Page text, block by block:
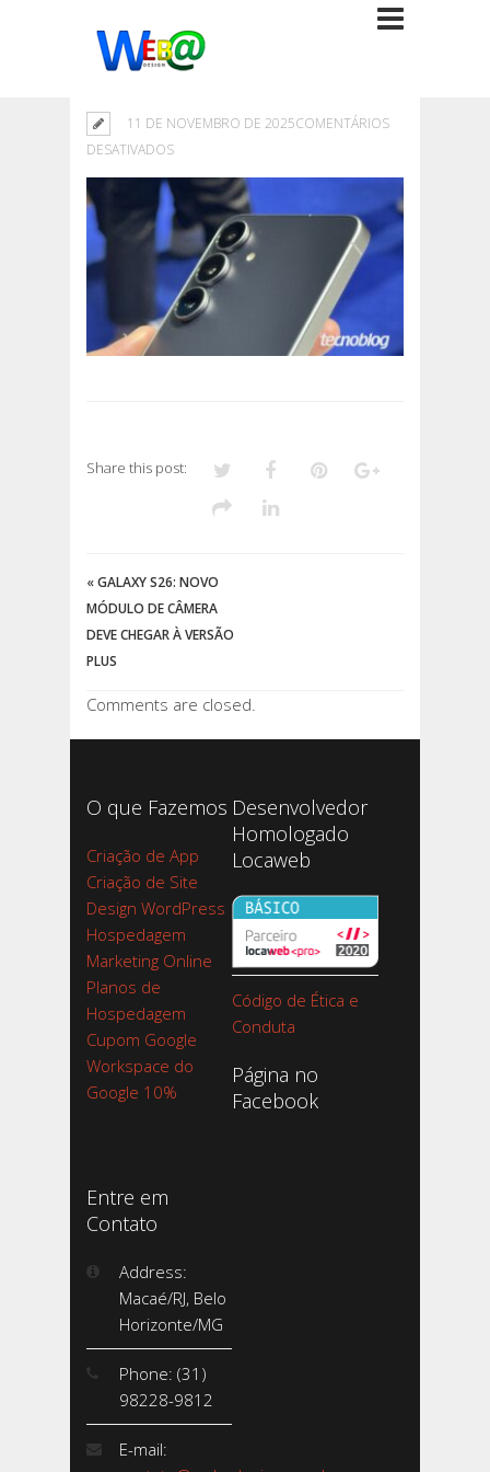
11 DE NOVEMBRO DE 2025COMENTÁRIOS
DESATIVADOSEM
Share this post:
«GALAXY S26: NOVO
MÓDULO DE CÂMERA
DEVE CHEGAR À VERSÃO
PLUS
Comments are closed.
O que Fazemos
Criação de App
Criação de Site
Design WordPress
Hospedagem
Marketing Online
Planos de
Hospedagem
Cupom Google
Workspace do
Google 10%
Desenvolvedor
Homologado
Locaweb
Código de Ética e
Conduta
Página no
Facebook
Entre em
Contato
Address:
Macaé/RJ, Belo
Horizonte/MG
Phone: (31)
98228-9812
E-mail: